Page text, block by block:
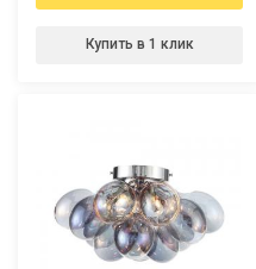
Купить в 1 клик